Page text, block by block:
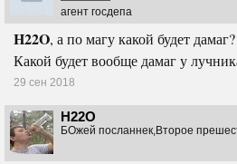
агент госдепа
H22O, а по магу какой будет
Какой будет вообще дамаг у
29 сен 2018
H22O
БОжей посланнек,Второе